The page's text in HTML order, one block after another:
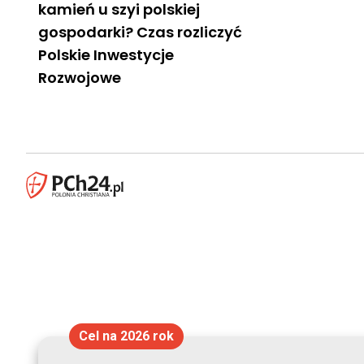
kamień u szyi polskiej
gospodarki? Czas rozliczyć
Polskie Inwestycje
Rozwojowe
Cel na 2026 rok